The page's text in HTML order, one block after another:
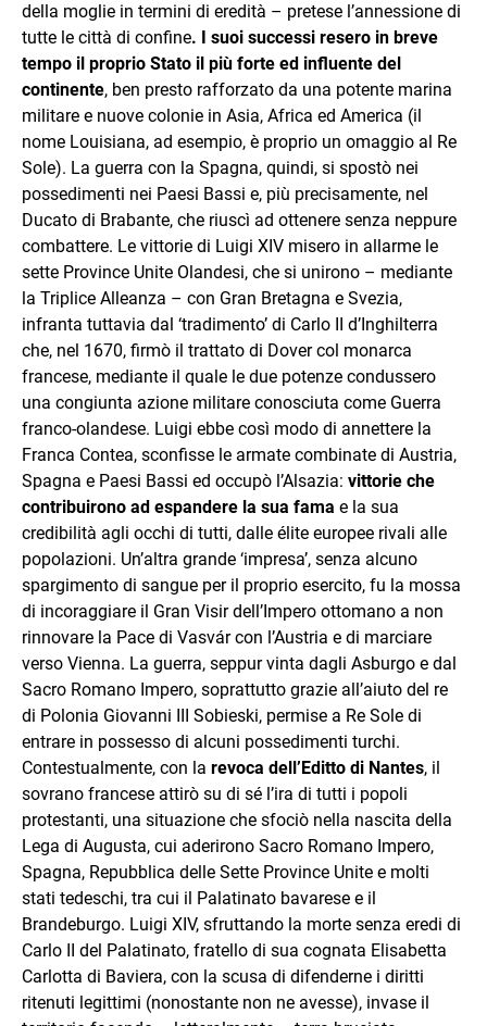
della moglie in termini di eredità – pretese l’annessione di
tutte le città di confine. I suoi successi resero in breve
tempo il proprio Stato il più forte ed influente del
continente, ben presto rafforzato da una potente marina
militare e nuove colonie in Asia, Africa ed America (il
nome Louisiana, ad esempio, è proprio un omaggio al Re
Sole). La guerra con la Spagna, quindi, si spostò nei
possedimenti nei Paesi Bassi e, più precisamente, nel
Ducato di Brabante, che riuscì ad ottenere senza neppure
combattere. Le vittorie di Luigi XIV misero in allarme le
sette Province Unite Olandesi, che si unirono – mediante
la Triplice Alleanza – con Gran Bretagna e Svezia,
infranta tuttavia dal ‘tradimento’ di Carlo II d’Inghilterra
che, nel 1670, firmò il trattato di Dover col monarca
francese, mediante il quale le due potenze condussero
una congiunta azione militare conosciuta come Guerra
franco-olandese. Luigi ebbe così modo di annettere la
Franca Contea, sconfisse le armate combinate di Austria,
Spagna e Paesi Bassi ed occupò l’Alsazia: vittorie che
contribuirono ad espandere la sua fama e la sua
credibilità agli occhi di tutti, dalle élite europee rivali alle
popolazioni. Un’altra grande ‘impresa’, senza alcuno
spargimento di sangue per il proprio esercito, fu la mossa
di incoraggiare il Gran Visir dell’Impero ottomano a non
rinnovare la Pace di Vasvár con l’Austria e di marciare
verso Vienna. La guerra, seppur vinta dagli Asburgo e dal
Sacro Romano Impero, soprattutto grazie all’aiuto del re
di Polonia Giovanni III Sobieski, permise a Re Sole di
entrare in possesso di alcuni possedimenti turchi.
Contestualmente, con la revoca dell’Editto di Nantes, il
sovrano francese attirò su di sé l’ira di tutti i popoli
protestanti, una situazione che sfociò nella nascita della
Lega di Augusta, cui aderirono Sacro Romano Impero,
Spagna, Repubblica delle Sette Province Unite e molti
stati tedeschi, tra cui il Palatinato bavarese e il
Brandeburgo. Luigi XIV, sfruttando la morte senza eredi di
Carlo II del Palatinato, fratello di sua cognata Elisabetta
Carlotta di Baviera, con la scusa di difenderne i diritti
ritenuti legittimi (nonostante non ne avesse), invase il